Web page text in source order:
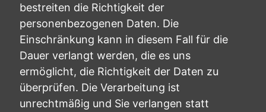
bestreiten die Richtigkeit der
personenbezogenen Daten. Die
Einschränkung kann in diesem Fall für die
Dauer verlangt werden, die es uns
ermöglicht, die Richtigkeit der Daten zu
überprüfen. Die Verarbeitung ist
unrechtmäßig und Sie verlangen statt